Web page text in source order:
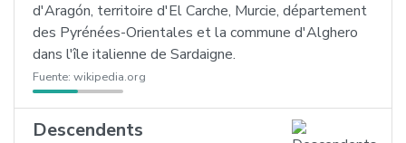
d'Aragón, territoire d'El Carche, Murcie, département
des Pyrénées-Orientales et la commune d'Alghero
dans l'île italienne de Sardaigne.
Fuente: wikipedia.org
Descendents